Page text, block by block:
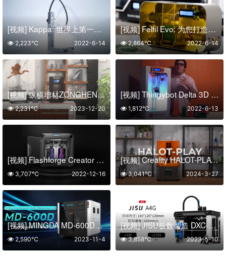
[视频] Kappa: 世界上第一台直线机构 3D打印机
2022-6-14
2,223℃
[视频] Felfil Evo: 为您打造的用于 3D打印机的长丝挤出机
2022-6-14
2,864℃
[视频] 纵横增材ZONGHENG 3D向世界介绍一款下沉式DLP 3D打印机DM200
2023-12-20
2,231℃
[视频] Thingybot Delta 3D 打印机
2022-6-13
1,812℃
[视频] Flashforge Creator 3 高效专业的3D打印应用工具
2022-12-16
3,707℃
[视频] Creality HALOT-PLAY 光固化3D打印机拆箱及首次打印流程
2024-3-27
3,041℃
[视频] MINGDA MD-600D独立双挤出大尺寸FDM 3D打印机 打印更大更快
2023-11-4
2,590℃
[视频] JISU极数智造 DXC-A4G 具有开源功能的CoreXY迷你FDM 3D打印机 （DIY套件）
2023-5-10
3,858℃